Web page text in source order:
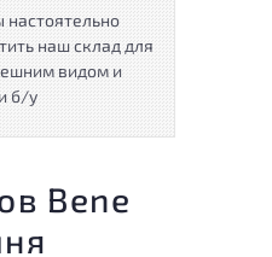
наш склад для
видом и
б/у
Bene